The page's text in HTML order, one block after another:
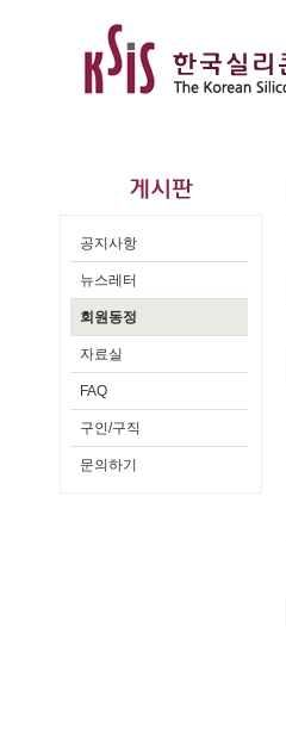
공지사항
뉴스레터
회원동정
자료실
FAQ
구인/구직
문의하기